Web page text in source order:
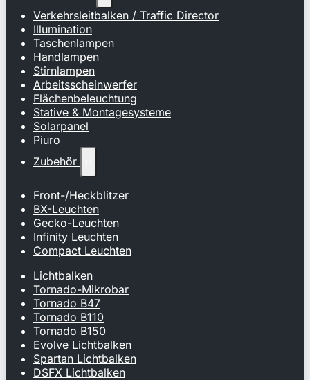
Verkehrsleitbalken / Traffic Director
Illumination
Taschenlampen
Handlampen
Stirnlampen
Arbeitsscheinwerfer
Flächenbeleuchtung
Stative & Montagesysteme
Solarpanel
Piuro
Zubehör
Front-/Heckblitzer
BX-Leuchten
Gecko-Leuchten
Infinity Leuchten
Compact Leuchten
Lichtbalken
Tornado-Mikrobar
Tornado B47
Tornado B110
Tornado B150
Evolve Lichtbalken
Spartan Lichtbalken
DSFX Lichtbalken